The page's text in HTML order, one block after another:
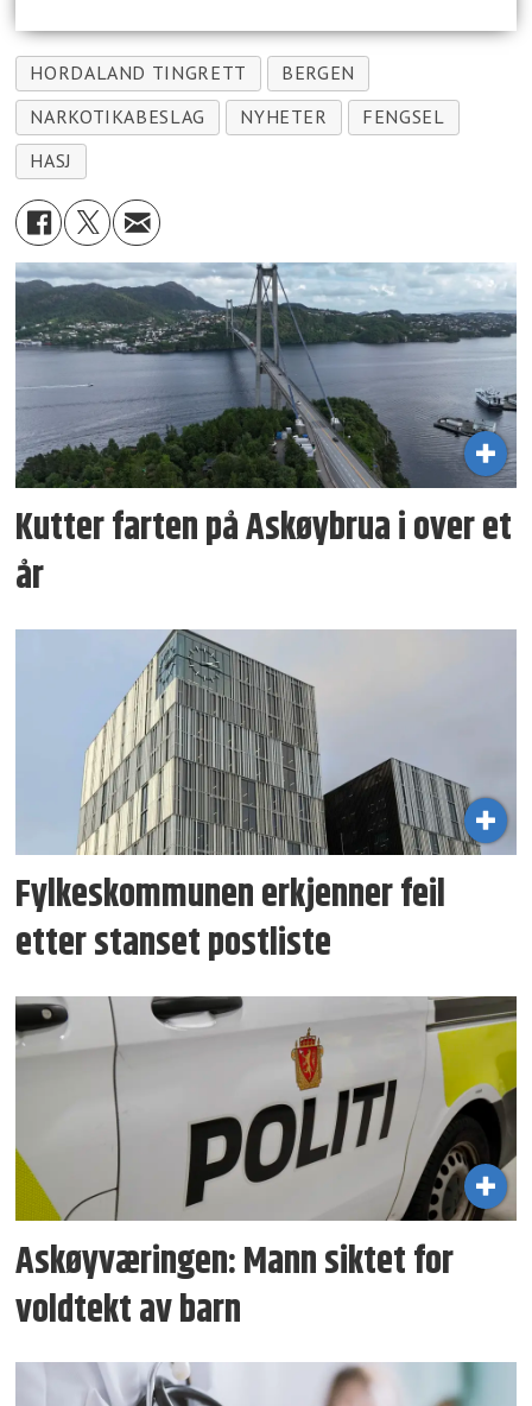
HORDALAND TINGRETT
BERGEN
NARKOTIKABESLAG
NYHETER
FENGSEL
HASJ
Kutter farten på Askøybrua i over et
år
Fylkeskommunen erkjenner feil
etter stanset postliste
Askøyværingen: Mann siktet for
voldtekt av barn